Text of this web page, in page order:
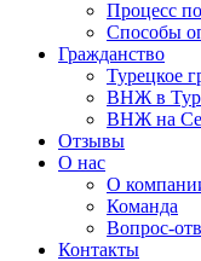
Процесс
Способы
Гражданство
Турецкое
ВНЖ в
ВНЖ на
Отзывы
О нас
О
Команда
Вопрос-
Контакты